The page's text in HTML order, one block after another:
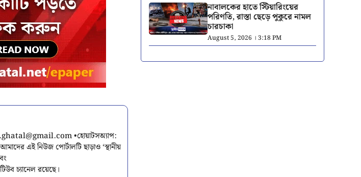
•হোয়াটসঅ্যাপ:
এই নিউজ পোর্টালটি ছাড়াও ‘স্থানীয়
চ্যানেল রয়েছে।
নাবালকের হাতে স্টিয়ারিংয়ের
পরিণতি, রাস্তা ছেড়ে পুকুরে নামল
চারচাকা
August 5, 2026 । 3:18 PM